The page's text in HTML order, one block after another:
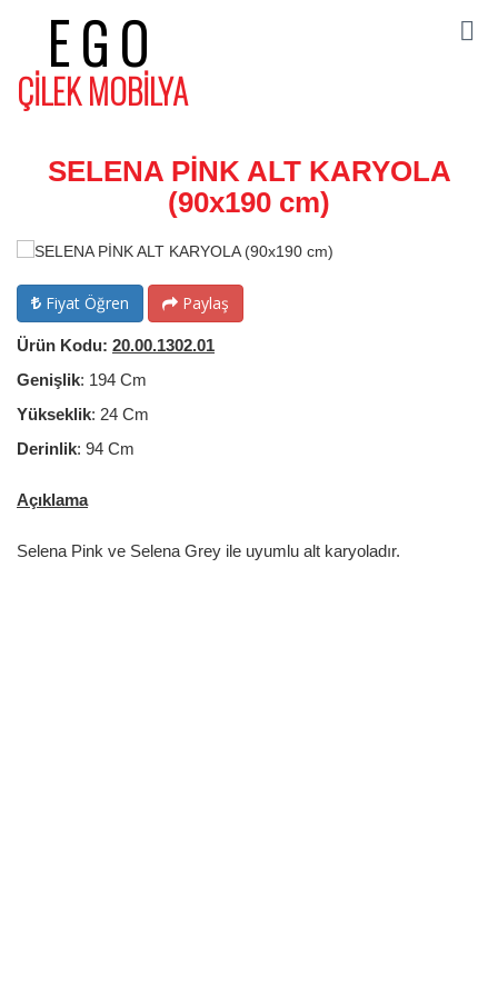
EGO
ÇİLEK MOBİLYA
SELENA PİNK ALT KARYOLA
(90x190 cm)
Fiyat Öğren Paylaş
Ürün Kodu: 20.00.1302.01
Genişlik: 194 Cm
Yükseklik: 24 Cm
Derinlik: 94 Cm
Açıklama
Selena Pink ve Selena Grey ile uyumlu alt karyoladır.